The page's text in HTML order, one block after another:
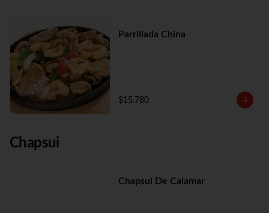
Parrillada China
$15.780
Chapsui
Chapsui De Calamar